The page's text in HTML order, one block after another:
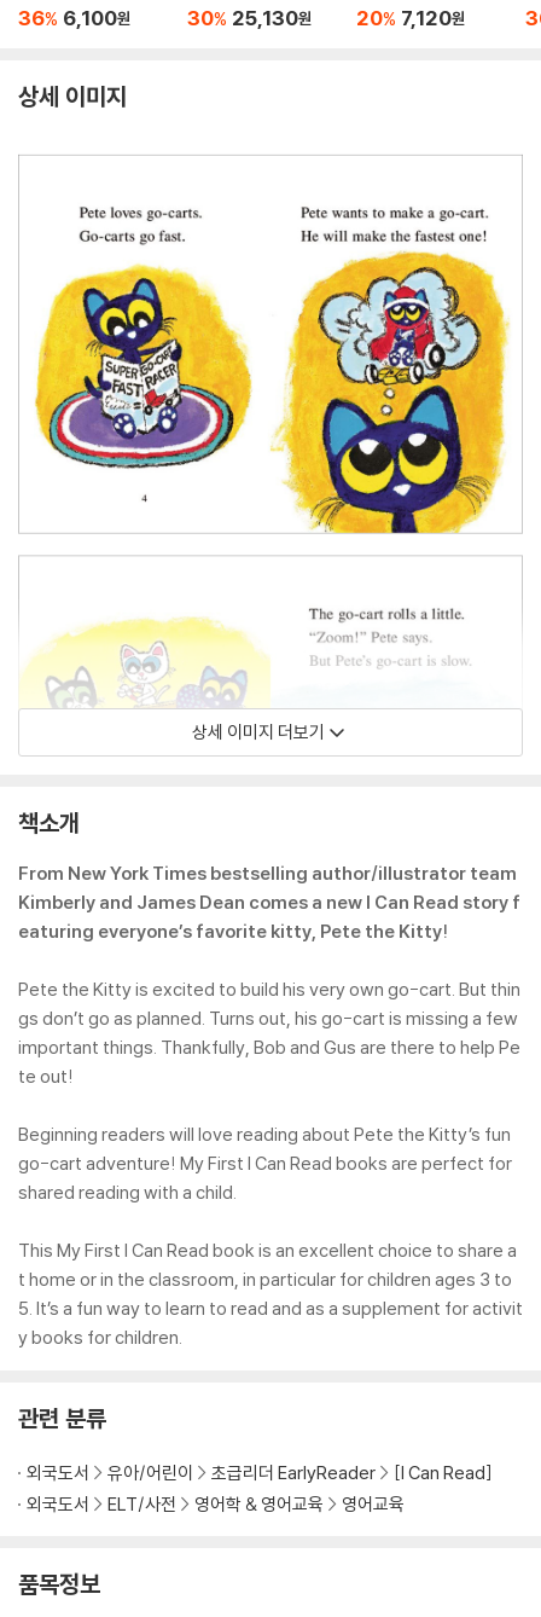
tory 5 : Bonnie's Ne
36% 6,100원
Level A (StoryPlus
30% 25,130원 20% 7,120원
상세 이미지
상세 이미지 더보기
책소개
From New York Times bestselling author/illustrator team
Kimberly and James Dean comes a new I Can Read story f
eaturing everyone’s favorite kitty, Pete the Kitty!
Pete the Kitty is excited to build his very own go-cart. But thin
gs don’t go as planned. Turns out, his go-cart is missing a few
important things. Thankfully, Bob and Gus are there to help Pe
te out!
Beginning readers will love reading about Pete the Kitty’s fun
go-cart adventure! My First I Can Read books are perfect for
shared reading with a child.
This My First I Can Read book is an excellent choice to share a
t home or in the classroom, in particular for children ages 3 to
5. It’s a fun way to learn to read and as a supplement for activit
y books for children.
관련 분류
외국도서 유아/어린이 초급리더 EarlyReader
[I Can Read]
외국도서
ELT/사전 영어학 & 영어교육 영어교육
품목정보